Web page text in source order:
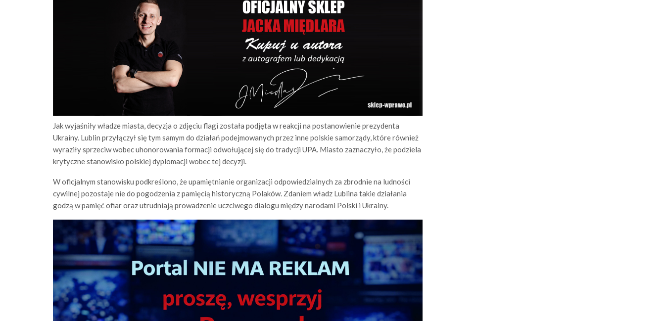
Jak wyjaśniły władze miasta, decyzja o zdjęciu flagi została podjęta w reakcji na postanowienie prezydenta
Ukrainy. Lublin przyłączył się tym samym do działań podejmowanych przez inne polskie samorządy, które również
wyraziły sprzeciw wobec uhonorowania formacji odwołującej się do tradycji UPA. Miasto zaznaczyło, że podziela
krytyczne stanowisko polskiej dyplomacji wobec tej decyzji.
W oficjalnym stanowisku podkreślono, że upamiętnianie organizacji odpowiedzialnych za zbrodnie na ludności
cywilnej pozostaje nie do pogodzenia z pamięcią historyczną Polaków. Zdaniem władz Lublina takie działania
godzą w pamięć ofiar oraz utrudniają prowadzenie uczciwego dialogu między narodami Polski i Ukrainy.